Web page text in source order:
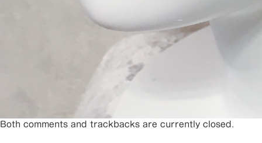
Both comments and trackbacks are currently closed.